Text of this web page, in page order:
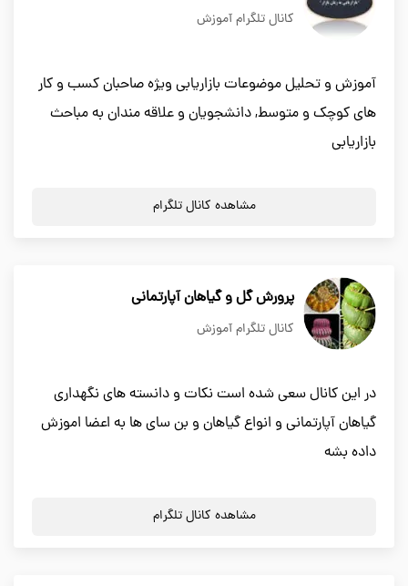
کانال تلگرام آموزش
آموزش و تحلیل موضوعات بازاریابی ویژه صاحبان کسب و کار
های کوچک و متوسط, دانشجویان و علاقه مندان به مباحث
بازاریابی
مشاهده کانال تلگرام
پرورش گل و گیاهان آپارتمانی
کانال تلگرام آموزش
در این کانال سعی شده است نکات و دانسته های نگهداری
گیاهان آپارتمانی و انواع گیاهان و بن سای ها به اعضا اموزش
داده بشه
مشاهده کانال تلگرام